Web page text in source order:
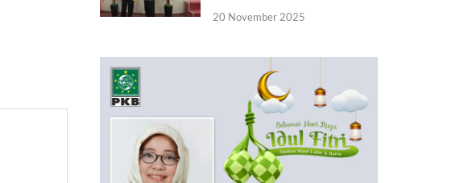
20 November 2025